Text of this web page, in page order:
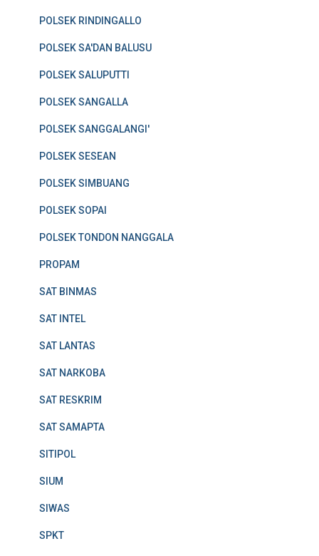
POLSEK RINDINGALLO
POLSEK SA'DAN BALUSU
POLSEK SALUPUTTI
POLSEK SANGALLA
POLSEK SANGGALANGI'
POLSEK SESEAN
POLSEK SIMBUANG
POLSEK SOPAI
POLSEK TONDON NANGGALA
PROPAM
SAT BINMAS
SAT INTEL
SAT LANTAS
SAT NARKOBA
SAT RESKRIM
SAT SAMAPTA
SITIPOL
SIUM
SIWAS
SPKT